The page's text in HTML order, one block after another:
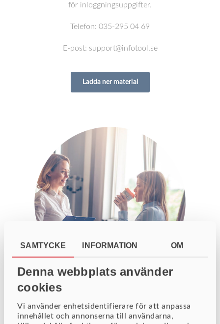
SAMTYCKE INFORMATION OM
Denna webbplats använder
cookies
Vi använder enhetsidentifierare för att anpassa
innehållet och annonserna till användarna,
för inloggningsuppgifter.
Telefon: 035-295 04 69
E-post: support@infotool.se
Ladda ner material
Med en sann bild av verkligheten och